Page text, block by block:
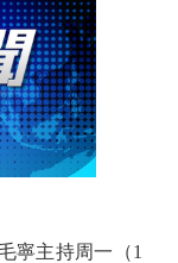
主持周一（1